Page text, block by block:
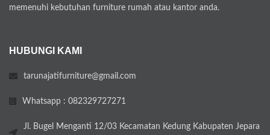
memenuhi kebutuhan furniture rumah atau kantor anda.
HUBUNGI KAMI
tarunajatifurniture@gmail.com
Whatsapp : 082329727271
Jl. Bugel Menganti 12/03 Kecamatan Kedung Kabupaten Jepara